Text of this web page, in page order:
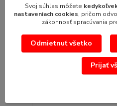
12,30 €/ ks
10,00 €bez DPH
Pridať
Svoj súhlas môžete
nastaveniach cookies, pričom
zákonnosť spracúvania
Odmietnuť všetko
Prijať